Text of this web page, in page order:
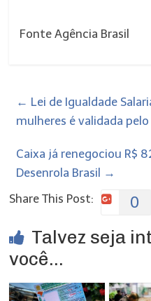
Fonte Agência Brasil
← Lei de Igualdade
mulheres é validada
Caixa já renegociou R$
Desenrola Brasil →
Share This Post:
0
Talvez seja
você...